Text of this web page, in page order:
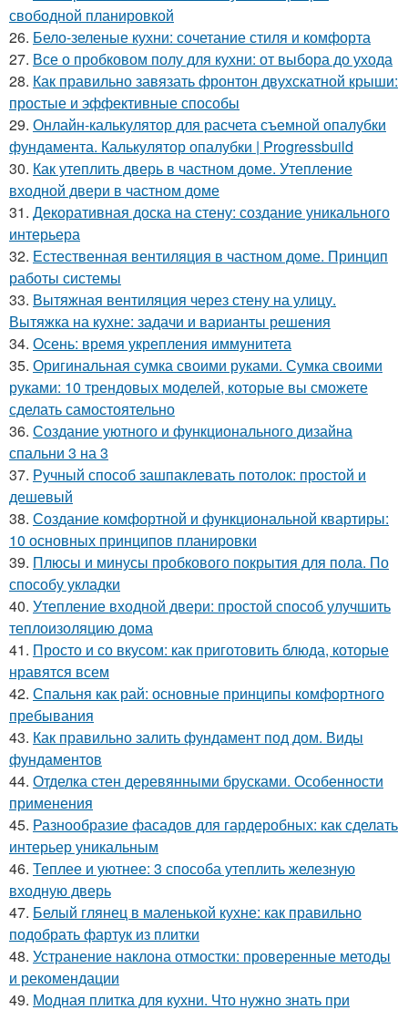
свободной планировкой
26. Бело-зеленые кухни: сочетание стиля и комфорта
27. Все о пробковом полу для кухни: от выбора до ухода
28. Как правильно завязать фронтон двухскатной крыши:
простые и эффективные способы
29. Онлайн-калькулятор для расчета съемной опалубки
фундамента. Калькулятор опалубки | Progressbuild
30. Как утеплить дверь в частном доме. Утепление
входной двери в частном доме
31. Декоративная доска на стену: создание уникального
интерьера
32. Естественная вентиляция в частном доме. Принцип
работы системы
33. Вытяжная вентиляция через стену на улицу.
Вытяжка на кухне: задачи и варианты решения
34. Осень: время укрепления иммунитета
35. Оригинальная сумка своими руками. Сумка своими
руками: 10 трендовых моделей, которые вы сможете
сделать самостоятельно
36. Создание уютного и функционального дизайна
спальни 3 на 3
37. Ручный способ зашпаклевать потолок: простой и
дешевый
38. Создание комфортной и функциональной квартиры:
10 основных принципов планировки
39. Плюсы и минусы пробкового покрытия для пола. По
способу укладки
40. Утепление входной двери: простой способ улучшить
теплоизоляцию дома
41. Просто и со вкусом: как приготовить блюда, которые
нравятся всем
42. Спальня как рай: основные принципы комфортного
пребывания
43. Как правильно залить фундамент под дом. Виды
фундаментов
44. Отделка стен деревянными брусками. Особенности
применения
45. Разнообразие фасадов для гардеробных: как сделать
интерьер уникальным
46. Теплее и уютнее: 3 способа утеплить железную
входную дверь
47. Белый глянец в маленькой кухне: как правильно
подобрать фартук из плитки
48. Устранение наклона отмостки: проверенные методы
и рекомендации
49. Модная плитка для кухни. Что нужно знать при